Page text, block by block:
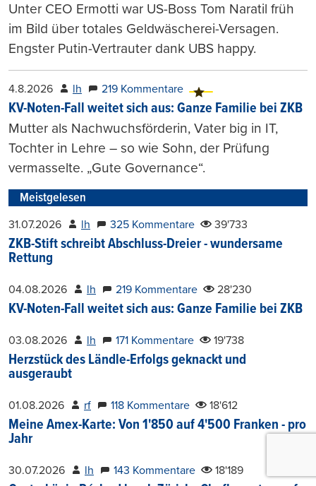
Unter CEO Ermotti war US-Boss Tom Naratil früh
im Bild über totales Geldwäscherei-Versagen.
Engster Putin-Vertrauter dank UBS happy.
4.8.2026 lh 219 Kommentare
KV-Noten-Fall weitet sich aus: Ganze Familie bei ZKB
Mutter als Nachwuchsförderin, Vater big in IT,
Tochter in Lehre – so wie Sohn, der Prüfung
vermasselte. „Gute Governance“.
Meistgelesen
31.07.2026 lh 325 Kommentare 39'733
ZKB-Stift schreibt Abschluss-Dreier - wundersame
Rettung
04.08.2026 lh 219 Kommentare 28'230
KV-Noten-Fall weitet sich aus: Ganze Familie bei ZKB
03.08.2026 lh 171 Kommentare 19'738
Herzstück des Ländle-Erfolgs geknackt und
ausgeraubt
01.08.2026 rf 118 Kommentare 18'612
Meine Amex-Karte: Von 1'850 auf 4'500 Franken - pro
Jahr
30.07.2026 lh 143 Kommentare 18'189